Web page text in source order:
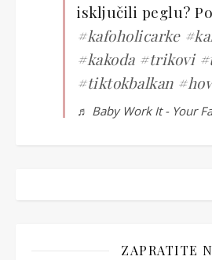
isključili peglu?
#kafoholicarke
#kakoda #trikovi
#tiktokbalkan
♬ Baby Work It - Your
ZAPRATITE